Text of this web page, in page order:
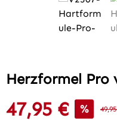
Herzformel Pro
Verkaufspreis:
47,95 € %